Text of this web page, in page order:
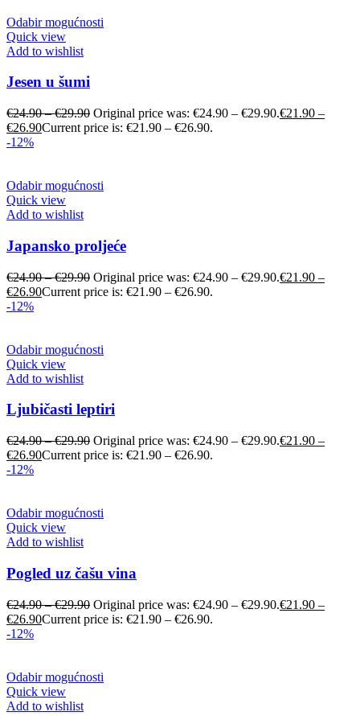
Odabir mogućnosti
Quick view
Add to wishlist
Jesen u šumi
€24.90–€29.90 Original price was: €24.90 – €29.90.€21.90 –
€26.90Current price is: €21.90 – €26.90.
-12%
Odabir mogućnosti
Quick view
Add to wishlist
Japansko proljeće
€24.90–€29.90 Original price was: €24.90 – €29.90.€21.90 –
€26.90Current price is: €21.90 – €26.90.
-12%
Odabir mogućnosti
Quick view
Add to wishlist
Ljubičasti leptiri
€24.90–€29.90 Original price was: €24.90 – €29.90.€21.90 –
€26.90Current price is: €21.90 – €26.90.
-12%
Odabir mogućnosti
Quick view
Add to wishlist
Pogled uz čašu vina
€24.90–€29.90 Original price was: €24.90 – €29.90.€21.90 –
€26.90Current price is: €21.90 – €26.90.
-12%
Odabir mogućnosti
Quick view
Add to wishlist